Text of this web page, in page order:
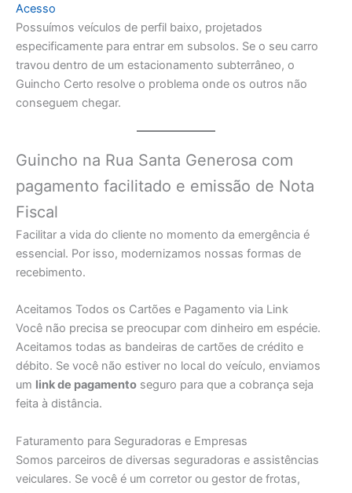
Acesso
Possuímos veículos de perfil baixo, projetados
especificamente para entrar em subsolos. Se o seu carro
travou dentro de um estacionamento subterrâneo, o
Guincho Certo resolve o problema onde os outros não
conseguem chegar.
Guincho na Rua Santa Generosa com
pagamento facilitado e emissão de Nota
Fiscal
Facilitar a vida do cliente no momento da emergência é
essencial. Por isso, modernizamos nossas formas de
recebimento.
Aceitamos Todos os Cartões e Pagamento via Link
Você não precisa se preocupar com dinheiro em espécie.
Aceitamos todas as bandeiras de cartões de crédito e
débito. Se você não estiver no local do veículo, enviamos
um link de pagamento seguro para que a cobrança seja
feita à distância.
Faturamento para Seguradoras e Empresas
Somos parceiros de diversas seguradoras e assistências
veiculares. Se você é um corretor ou gestor de frotas,